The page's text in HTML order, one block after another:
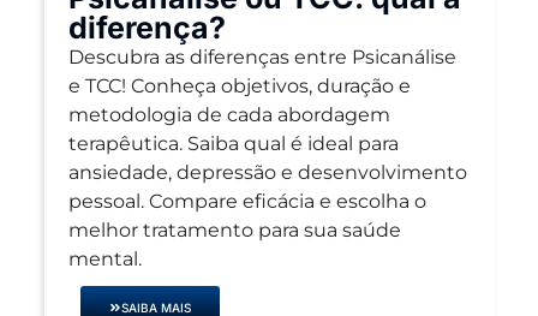
diferença?
Descubra as diferenças entre Psicanálise
e TCC! Conheça objetivos, duração e
metodologia de cada abordagem
terapêutica. Saiba qual é ideal para
ansiedade, depressão e desenvolvimento
pessoal. Compare eficácia e escolha o
melhor tratamento para sua saúde
mental.
SAIBA MAIS